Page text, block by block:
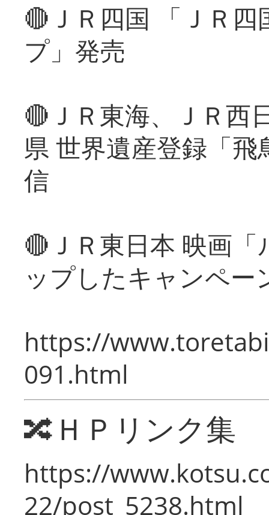
🔴ＪＲ四国 「ＪＲ
プ」発売
🔴ＪＲ東海、ＪＲ西
県 世界遺産登録「
信
🔴ＪＲ東日本 映画
ップしたキャンペー
https://
091.html
🔀ＨＰリンク集
https://
22/post_5238.html